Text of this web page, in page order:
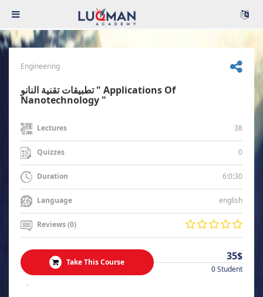
Engineering
تطبيقات تقنية النانو " Applications Of
Nanotechnology "
Lectures 38
Quizzes 0
Duration 6:0:30
Language english
Reviews (0)
Take This Course 35$
0 Student
.